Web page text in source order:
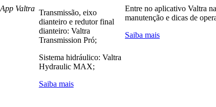
Valtra Transmissão, eixo
dianteiro e redutor final
dianteiro: Valtra
Transmission Pró;
Sistema hidráulico: Valtra
Hydraulic MAX;
Saiba mais
Entre no aplicativo Valtra
manutenção e dicas de
Saiba mais